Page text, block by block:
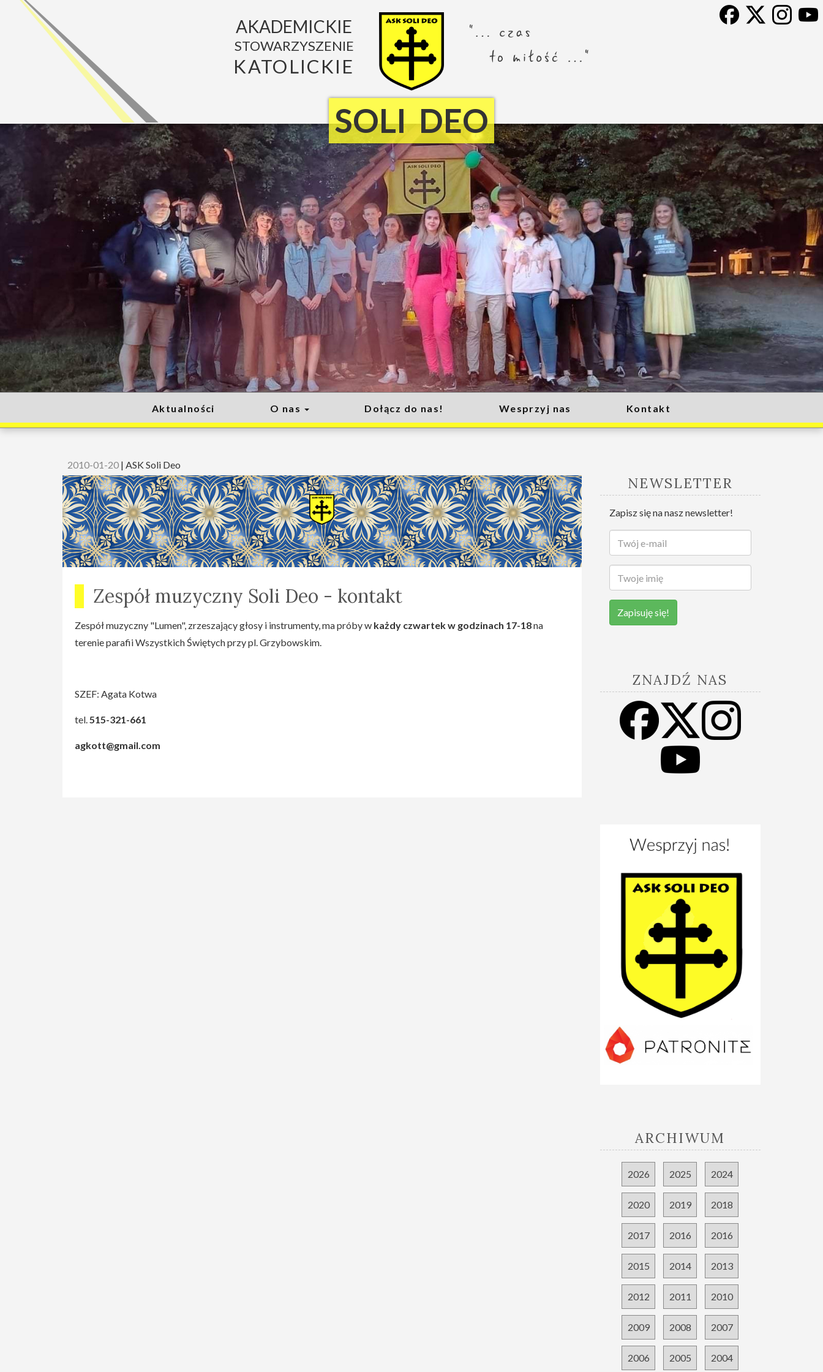
SOLI DEO
AKADEMICKIE
STOWARZYSZENIE
KATOLICKIE
Aktualności O nas Dołącz do nas! Wesprzyj nas Kontakt
2010-01-20 | ASK Soli Deo
Zespół muzyczny Soli Deo - kontakt
Zespół muzyczny "Lumen", zrzeszający głosy i instrumenty, ma próby w każdy czwartek w godzinach 17-18na
terenie parafii Wszystkich Świętych przy pl. Grzybowskim.
SZEF: Agata Kotwa
tel.515-321-661
agkott@gmail.com
NEWSLETTER
Zapisz się na nasz newsletter!
Zapisuję się!
ZNAJDŹ NAS
ARCHIWUM
2026 2025 2024
2020 2019 2018
2017 2016 2016
2015 2014 2013
2012 2011 2010
2009 2008 2007
2006 2005 2004